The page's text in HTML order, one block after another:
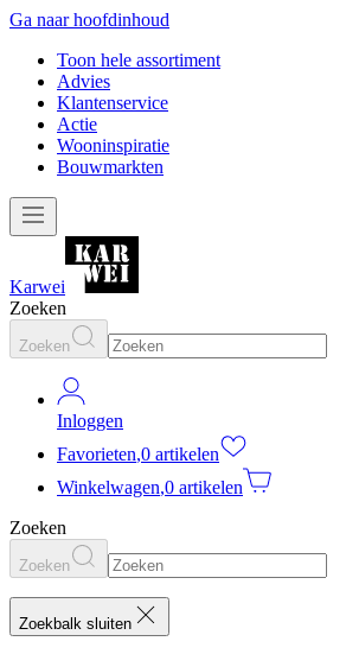
Ga naar hoofdinhoud
Toon hele assortiment
Advies
Klantenservice
Actie
Wooninspiratie
Bouwmarkten
Karwei
Zoeken
Zoeken
Inloggen
Favorieten,0 artikelen
Winkelwagen,0 artikelen
Zoeken
Zoeken
Zoekbalk sluiten